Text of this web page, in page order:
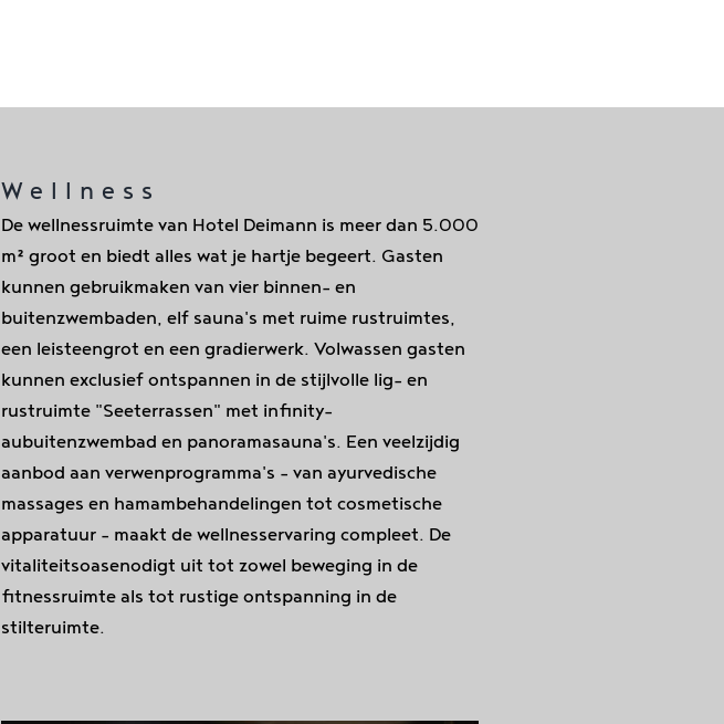
Wellness
De wellnessruimte van Hotel Deimann is meer dan 5.000
m² groot en biedt alles wat je hartje begeert. Gasten
kunnen gebruikmaken van vier binnen- en
buitenzwembaden, elf sauna's met ruime rustruimtes,
een leisteengrot en een gradierwerk. Volwassen gasten
kunnen exclusief ontspannen in de stijlvolle lig- en
rustruimte "Seeterrassen" met infinity-
aubuitenzwembad en panoramasauna's. Een veelzijdig
aanbod aan verwenprogramma's – van ayurvedische
massages en hamambehandelingen tot cosmetische
apparatuur – maakt de wellnesservaring compleet. De
vitaliteitsoasenodigt uit tot zowel beweging in de
fitnessruimte als tot rustige ontspanning in de
stilteruimte.